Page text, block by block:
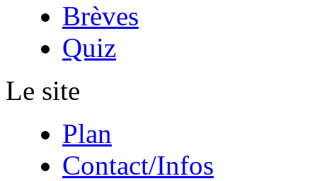
Brèves
Quiz
Le site
Plan
Contact/Infos